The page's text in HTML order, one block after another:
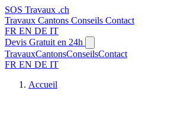
SOS Travaux .ch
Travaux Cantons Conseils Contact
FR EN DE IT
Devis Gratuit en 24h
TravauxCantonsConseilsContact
FR EN DE IT
Accueil